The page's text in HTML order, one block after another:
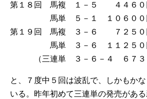
第１８回 馬複 １－５ ４４６０
馬単 ５－１ １０６００
第１９回 馬複 ３－６ ７２５０
馬単 ３－６ １１２５
（三連単 ３－６－４ ６７３８
と、７度中５回は波乱で、しかもか
いる。昨年初めて三連単の発売があ